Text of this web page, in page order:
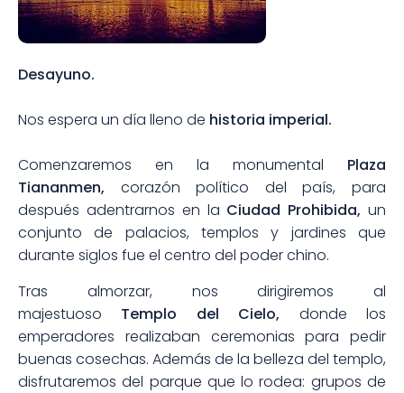
Desayuno.
Nos espera un día lleno de historia imperial.
Comenzaremos en la monumental Plaza
Tiananmen, corazón político del país, para
después adentrarnos en la Ciudad Prohibida, un
conjunto de palacios, templos y jardines que
durante siglos fue el centro del poder chino.
Tras almorzar, nos dirigiremos al
majestuoso Templo del Cielo, donde los
emperadores realizaban ceremonias para pedir
buenas cosechas. Además de la belleza del templo,
disfrutaremos del parque que lo rodea: grupos de